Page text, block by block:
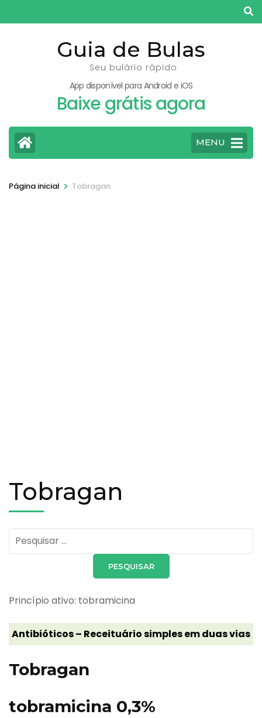
para
Guia de Bulas
Seu bulário rápido
App disponível para Android e iOS
Baixe grátis agora
MENU
Página inicial > Tobragan
Tobragan
Pesquisar
por:
Princípio ativo: tobramicina
Antibióticos – Receituário simples em duas vias
Tobragan
tobramicina 0,3%